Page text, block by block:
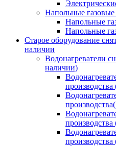
Напольные
Напольные
Напольные
Старое оборудование
наличии
Водонагреватели
наличии)